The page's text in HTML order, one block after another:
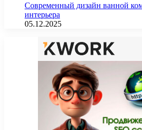
Современный дизайн ванной
интерьера
05.12.2025